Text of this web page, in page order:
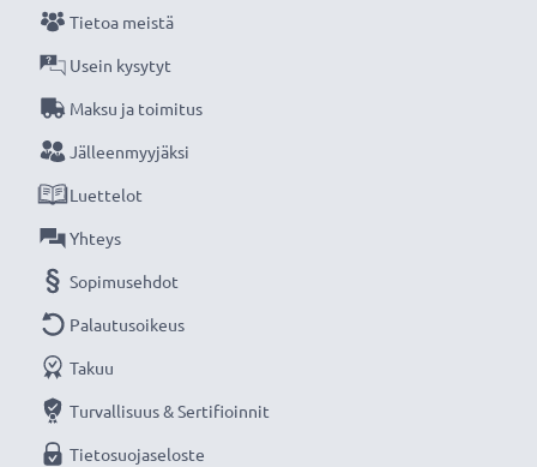
CELLONIC vaihtoakku antaa tehokkaasti ja turvallisesti
virtaa edulliseen hintaan.
Olemme vuonna 2004 perustettu kansainvälinen
verkkokauppa, joka tarjoaa laadukkaita tuotteita, ja
siksi tarjoamme 36 kuukauden takuun!
Tietoa meistä
Usein kysytyt
Maksu ja toimitus
Jälleenmyyjäksi
Luettelot
Yhteys
Sopimusehdot
Palautusoikeus
Takuu
Turvallisuus & Sertifioinnit
Tietosuojaseloste